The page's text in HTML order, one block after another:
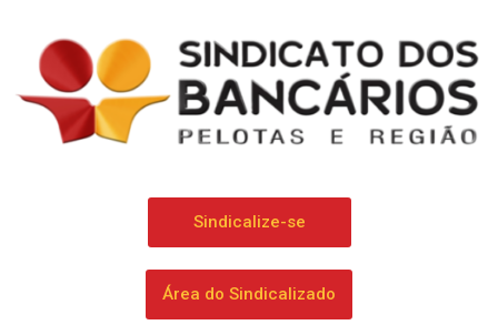
Sindicalize-se
Área do Sindicalizado